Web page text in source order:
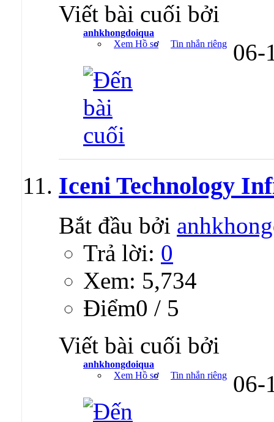
Viết bài cuối bởi
anhkhongdoiqua
Xem Hồ sơ
Tin nhắn riêng 06-
Iceni Technology
Bắt đầu bởi
Trả lời: 0
Xem: 5,734
Ðiểm0 / 5
Viết bài cuối bởi
anhkhongdoiqua
Xem Hồ sơ
Tin nhắn riêng 06-